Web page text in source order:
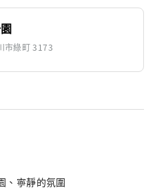
市綠町 3173
、寧靜的氛圍